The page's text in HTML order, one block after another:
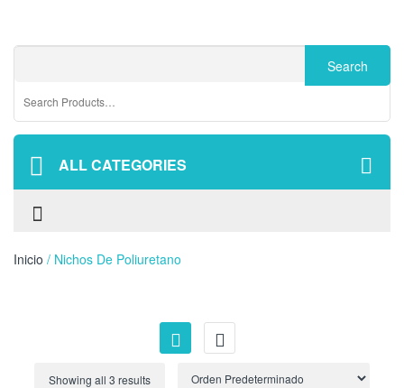
ALL CATEGORIES
Inicio / Nichos De Poliuretano
Showing all 3 results